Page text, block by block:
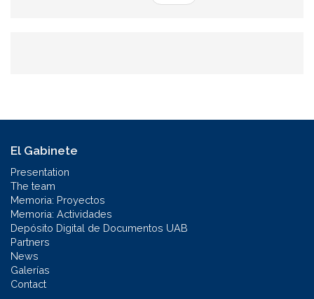
El Gabinete
Presentation
The team
Memoria: Proyectos
Memoria: Actividades
Depósito Digital de Documentos UAB
Partners
News
Galerías
Contact